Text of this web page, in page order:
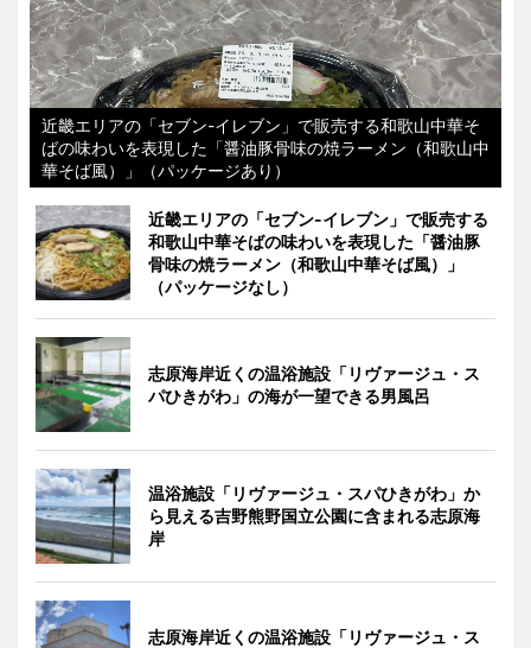
近畿エリアの「セブン-イレブン」で販売する和歌山中華そ
ばの味わいを表現した「醤油豚骨味の焼ラーメン（和歌山中
華そば風）」（パッケージあり）
近畿エリアの「セブン-イレブン」で販売する
和歌山中華そばの味わいを表現した「醤油豚
骨味の焼ラーメン（和歌山中華そば風）」
（パッケージなし）
志原海岸近くの温浴施設「リヴァージュ・ス
パひきがわ」の海が一望できる男風呂
温浴施設「リヴァージュ・スパひきがわ」か
ら見える吉野熊野国立公園に含まれる志原海
岸
志原海岸近くの温浴施設「リヴァージュ・ス